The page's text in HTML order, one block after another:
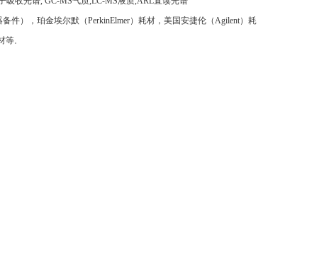
件），珀金埃尔默（PerkinElmer）耗材，美国安捷伦（Agilent）耗
等。